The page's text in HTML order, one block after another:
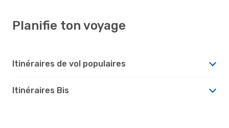
Planifie ton voyage
Itinéraires de vol populaires
Itinéraires Bis